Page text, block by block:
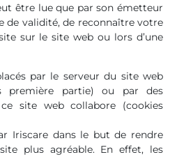
être lue que par son émetteur
de validité, de reconnaître votre
sur le site web ou lors d’une
par le serveur du site web
première partie) ou par des
site web collabore (cookies
Iriscare dans le but de rendre
plus agréable. En effet, les